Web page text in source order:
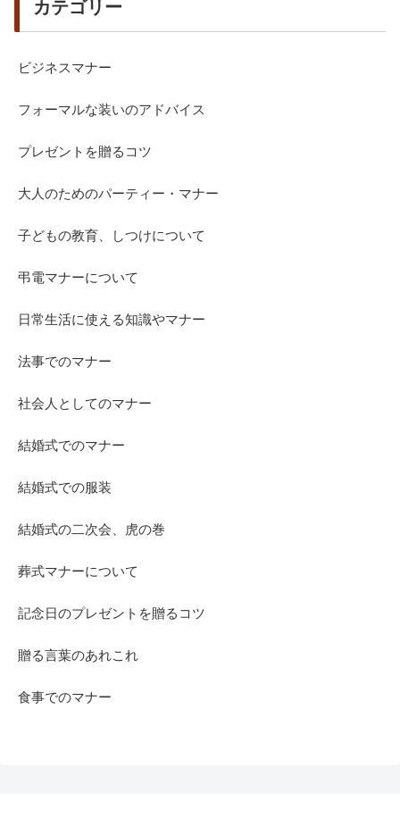
カテゴリー
ビジネスマナー
フォーマルな装いのアドバイス
プレゼントを贈るコツ
大人のためのパーティー・マナー
子どもの教育、しつけについて
弔電マナーについて
日常生活に使える知識やマナー
法事でのマナー
社会人としてのマナー
結婚式でのマナー
結婚式での服装
結婚式の二次会、虎の巻
葬式マナーについて
記念日のプレゼントを贈るコツ
贈る言葉のあれこれ
食事でのマナー